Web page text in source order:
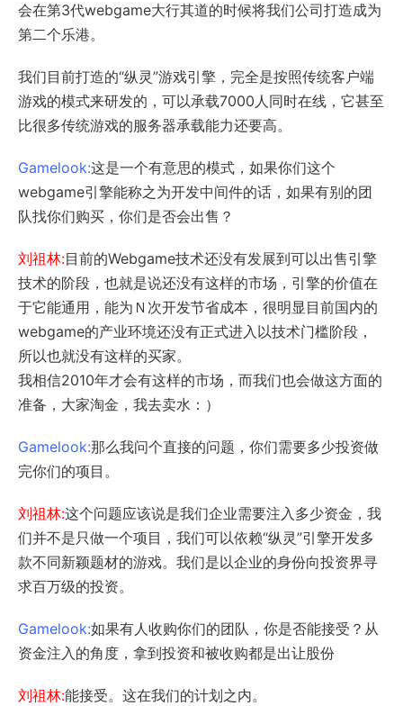
会在第3代webgame大行其道的时候将我们公司打造成为
第二个乐港。
我们目前打造的“纵灵”游戏引擎，完全是按照传统客户端
游戏的模式来研发的，可以承载7000人同时在线，它甚至
比很多传统游戏的服务器承载能力还要高。
Gamelook:这是一个有意思的模式，如果你们这个
webgame引擎能称之为开发中间件的话，如果有别的团
队找你们购买，你们是否会出售？
刘祖林:目前的Webgame技术还没有发展到可以出售引擎
技术的阶段，也就是说还没有这样的市场，引擎的价值在
于它能通用，能为Ｎ次开发节省成本，很明显目前国内的
webgame的产业环境还没有正式进入以技术门槛阶段，
所以也就没有这样的买家。
我相信2010年才会有这样的市场，而我们也会做这方面的
准备，大家淘金，我去卖水：）
Gamelook:那么我问个直接的问题，你们需要多少投资做
完你们的项目。
刘祖林:这个问题应该说是我们企业需要注入多少资金，我
们并不是只做一个项目，我们可以依赖“纵灵”引擎开发多
款不同新颖题材的游戏。我们是以企业的身份向投资界寻
求百万级的投资。
Gamelook:如果有人收购你们的团队，你是否能接受？从
资金注入的角度，拿到投资和被收购都是出让股份
刘祖林:能接受。这在我们的计划之内。